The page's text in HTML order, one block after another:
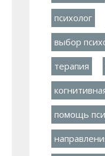
психолог
выбор
терапия
помощь